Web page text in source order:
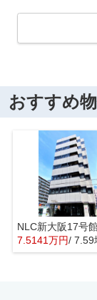
おすすめ
NLC新大阪17号
7.5141万円/ 7.59